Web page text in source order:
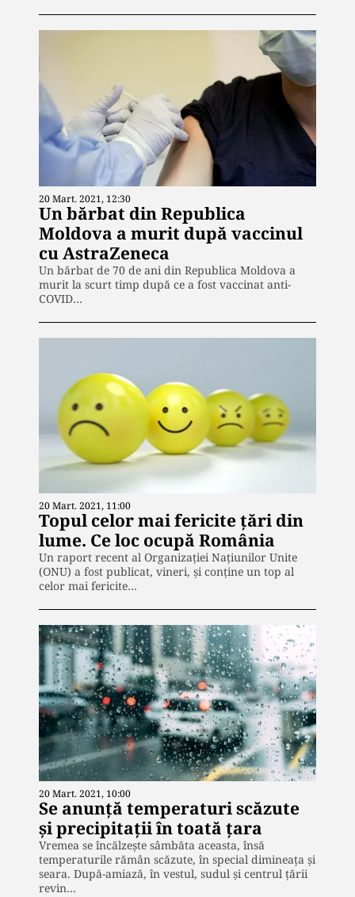
20 Mart. 2021, 12:30
Un bărbat din Republica
Moldova a murit după vaccinul
cu AstraZeneca
Un bărbat de 70 de ani din Republica Moldova a
murit la scurt timp după ce a fost vaccinat anti-
COVID…
20 Mart. 2021, 11:00
Topul celor mai fericite țări din
lume. Ce loc ocupă România
Un raport recent al Organizaţiei Naţiunilor Unite
(ONU) a fost publicat, vineri, și conține un top al
celor mai fericite…
20 Mart. 2021, 10:00
Se anunță temperaturi scăzute
și precipitații în toată țara
Vremea se încălzește sâmbăta aceasta, însă
temperaturile rămân scăzute, în special dimineaţa şi
seara. După-amiază, în vestul, sudul și centrul țării
revin…